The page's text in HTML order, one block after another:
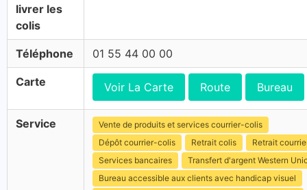
livrer les
colis
Téléphone 01 55 44 00 00
Carte Voir La Carte Route Bureau
Service
Vente de produits et services courrier-colis
Dépôt courrier-colis
Retrait colis
Retrait
Services bancaires
Transfert d'argent Western
Bureau accessible aux clients avec handicap visuel